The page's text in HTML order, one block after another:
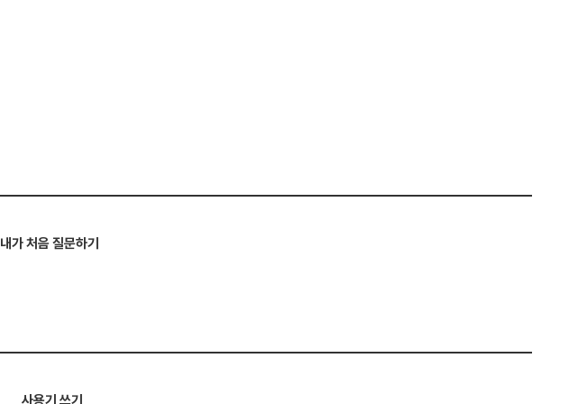
내가 처음 질문하기
사용기 쓰기